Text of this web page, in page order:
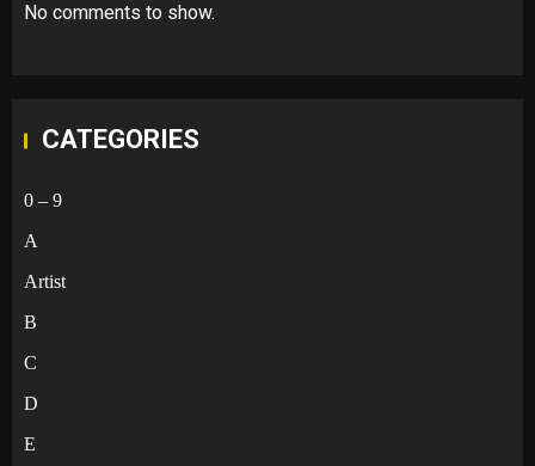
No comments to show.
CATEGORIES
0 – 9
A
Artist
B
C
D
E